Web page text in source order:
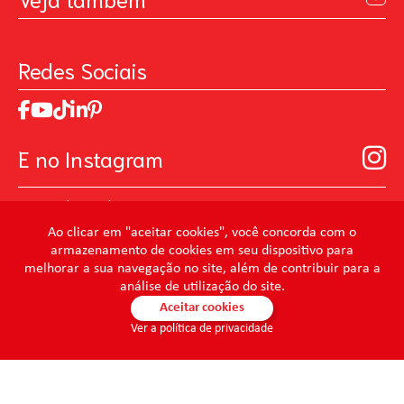
Ao clicar em "aceitar cookies", você concorda com o
armazenamento de cookies em seu dispositivo para
melhorar a sua navegação no site, além de contribuir para a
análise de utilização do site.
Aceitar cookies
Ver a política de privacidade
Contato
Trabalhe Conosco
Relatório de Sustentabilidade 2025
Código de ética
Acionistas
Prevenir Não Dói
MasterChef
Art Of Love
Seja um distribuidor de Limpeza Profissional
Redes Sociais
E no Instagram
@mundocondor
@condorbeleza
@condorlimpeza
@condorhigienebucal
@condorpinturaimobiliaria
@condorpinturaartistica
@condorlimpezaprofissional